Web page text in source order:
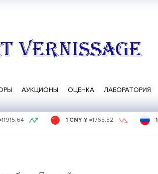
VERNISSAGE
АУКЦИОНЫ ОЦЕНКА ЛАБОРАТОРИЯ
11915.64 1 CNY ¥ =1765.52